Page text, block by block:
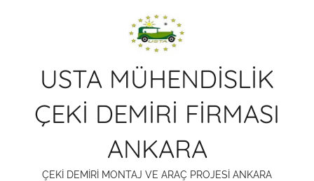
USTA MÜHENDİSLİK
ÇEKİ DEMİRİ FİRMASI
ANKARA
ÇEKİ DEMİRİ MONTAJ VE ARAÇ PROJESİ ANKARA